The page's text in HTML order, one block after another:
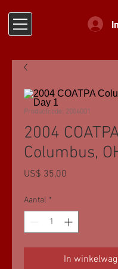
Productcode: 2004001
2004
Columbus,
US$ 35,00
Aantal *
In